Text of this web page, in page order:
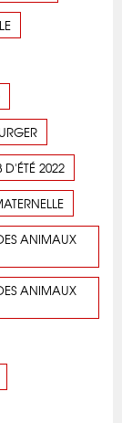
D'ÉTÉ 2022
ANIMAUX
ANIMAUX